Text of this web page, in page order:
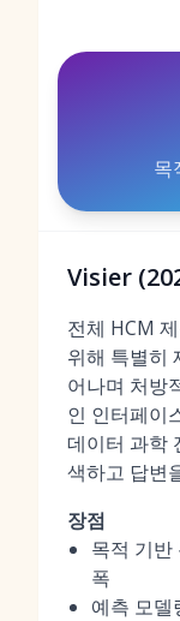
목
Visier
전체 HCM
위해 특별히
어나며 처방
인 인터페이
데이터 과학
색하고 답변
장점
목적 기반
폭
예측 모델